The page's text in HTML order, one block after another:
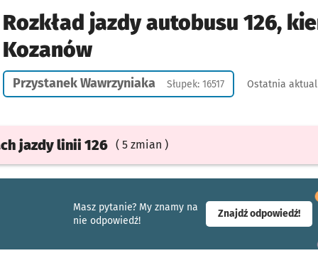
Rozkład jazdy autobusu 126,
Kozanów
Przystanek Wawrzyniaka Słupek: 16517 Ostatnia
jazdylinii 126 ( 5 zmian )
Masz pytanie? My znamy na
nie odpowiedź!
Znajdź odpowiedź!-